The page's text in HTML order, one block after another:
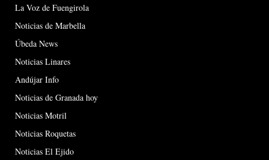
La Voz de Fuengirola
Noticias de Marbella
Úbeda News
Noticias Linares
Andújar Info
Noticias de Granada hoy
Noticias Motril
Noticias Roquetas
Noticias El Ejido